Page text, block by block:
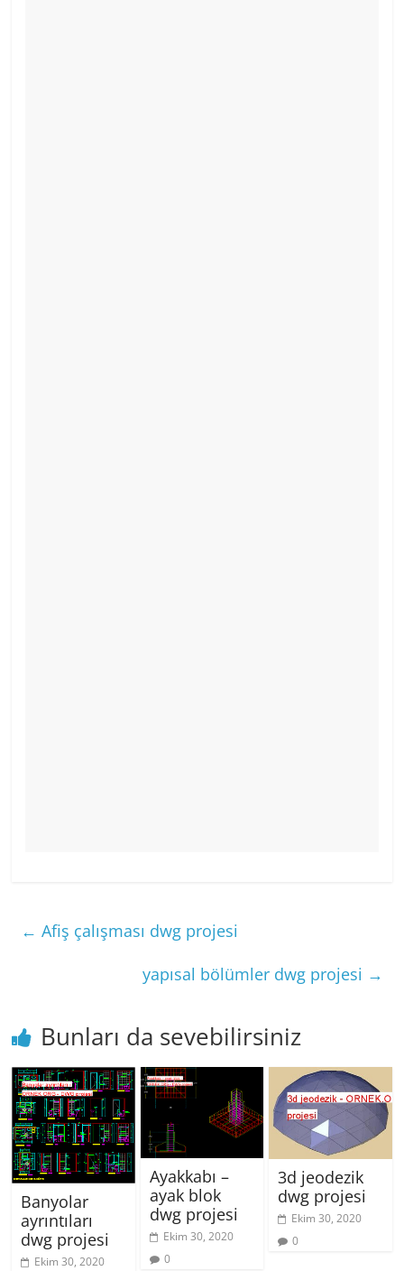
← Afiş çalışması dwg projesi
yapısal bölümler dwg projesi →
Bunları da sevebilirsiniz
Banyolar
ayrıntıları
dwg projesi
Ekim 30, 2020
Ayakkabı –
ayak blok
dwg projesi
Ekim 30, 2020
0
3d jeodezik
dwg projesi
Ekim 30, 2020
0